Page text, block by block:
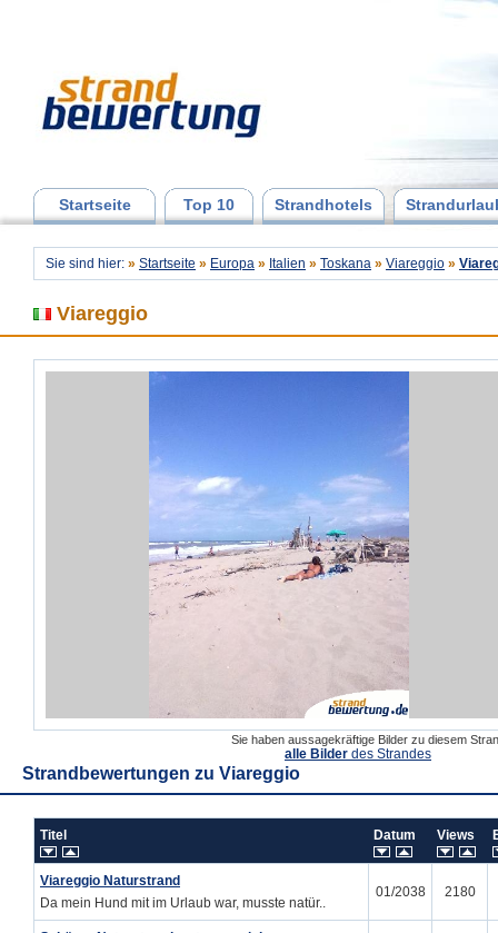
Startseite Top 10 Strandhotels
Sie sind hier: » Startseite » Europa » Italien » Toskana » Viareggio »
Viareggio
Sie haben aussagekräftige Bilder zu diesem
alle Bilder des Strandes
Strandbewertungen zu Viareggio
Titel Datum Views
Viareggio Naturstrand
Da mein Hund mit im Urlaub war, musste natür..
01/2038 2180